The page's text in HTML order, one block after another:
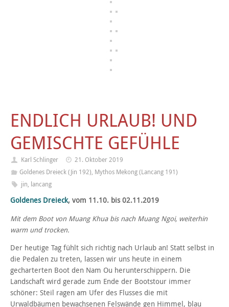
ENDLICH URLAUB! UND
GEMISCHTE GEFÜHLE
Karl Schlinger
21. Oktober 2019
Goldenes Dreieck (Jin 192), Mythos Mekong (Lancang 191)
jin, lancang
Goldenes Dreieck, vom 11.10. bis 02.11.2019
Mit dem Boot von Muang Khua bis nach Muang Ngoi, weiterhin
warm und trocken.
Der heutige Tag fühlt sich richtig nach Urlaub an! Statt selbst in
die Pedalen zu treten, lassen wir uns heute in einem
gecharterten Boot den Nam Ou herunterschippern. Die
Landschaft wird gerade zum Ende der Bootstour immer
schöner: Steil ragen am Ufer des Flusses die mit
Urwaldbäumen bewachsenen Felswände gen Himmel, blau